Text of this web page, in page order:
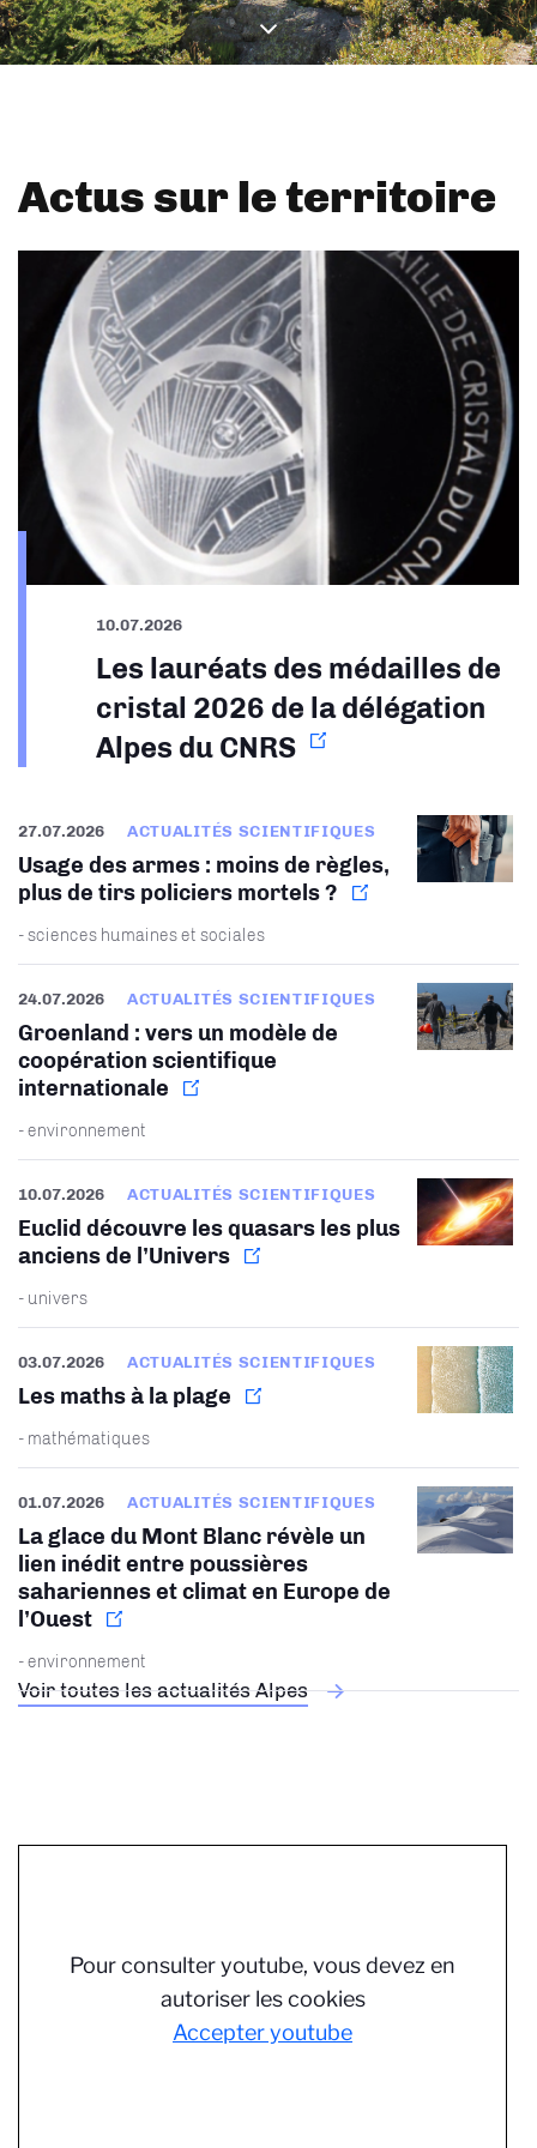
Actus sur le territoire
Voir toutes les actualités Alpes
10.07.2026
Les lauréats des médailles de
cristal 2026 de la délégation
Alpes du CNRS
27.07.2026 ACTUALITÉS SCIENTIFIQUES
Usage des armes : moins de règles,
plus de tirs policiers mortels ?
- sciences humaines et sociales
24.07.2026 ACTUALITÉS SCIENTIFIQUES
Groenland : vers un modèle de
coopération scientifique
internationale
- environnement
10.07.2026 ACTUALITÉS SCIENTIFIQUES
Euclid découvre les quasars les plus
anciens de l’Univers
- univers
03.07.2026 ACTUALITÉS SCIENTIFIQUES
Les maths à la plage
- mathématiques
01.07.2026 ACTUALITÉS SCIENTIFIQUES
La glace du Mont Blanc révèle un
lien inédit entre poussières
sahariennes et climat en Europe de
l’Ouest
- environnement
Pour consulter youtube, vous devez en
autoriser les cookies
Accepter youtube